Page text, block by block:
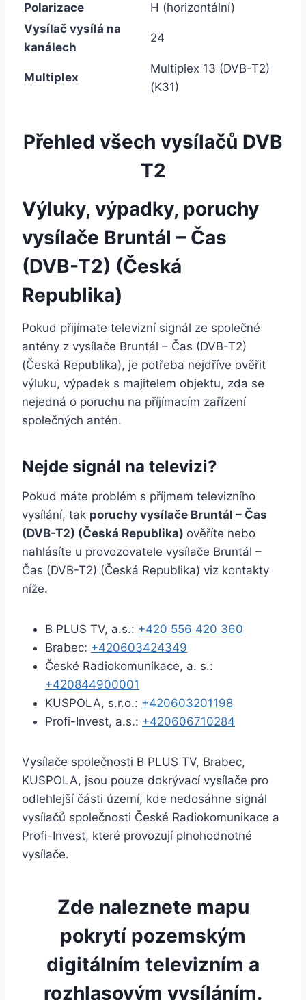
Polarizace
H (horizontální)
Vysílač vysílá na
kanálech
24
Multiplex
Multiplex 13 (DVB-T2)
(K31)
Přehled všech vysílačů DVB
T2
Výluky, výpadky, poruchy
vysílače Bruntál – Čas
(DVB-T2) (Česká
Republika)
Pokud přijímate televizní signál ze společné
antény z vysílače Bruntál – Čas (DVB-T2)
(Česká Republika), je potřeba nejdříve ověřit
výluku, výpadek s majitelem objektu, zda se
nejedná o poruchu na příjímacím zařízení
společných antén.
Nejde signál na televizi?
Pokud máte problém s příjmem televizního
vysílání, tak poruchy vysílače Bruntál – Čas
(DVB-T2) (Česká Republika) ověříte nebo
nahlásíte u provozovatele vysílače Bruntál –
Čas (DVB-T2) (Česká Republika) viz kontakty
níže.
B PLUS TV, a.s.: +420 556 420 360
Brabec: +420603424349
České Radiokomunikace, a. s.:
+420844900001
KUSPOLA, s.r.o.: +420603201198
Profi-Invest, a.s.: +420606710284
Vysílače společnosti B PLUS TV, Brabec,
KUSPOLA, jsou pouze dokrývací vysílače pro
odlehlejší části území, kde nedosáhne signál
vysílačů společnosti České Radiokomunikace a
Profi-Invest, které provozují plnohodnotné
vysílače.
Zde naleznete mapu
pokrytí pozemským
digitálním televizním a
rozhlasovým vysíláním.